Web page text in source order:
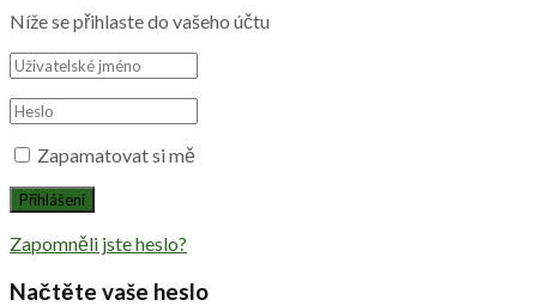
Níže se přihlaste do vašeho účtu
Zapamatovat si mě
Zapomněli jste heslo?
Načtěte vaše heslo